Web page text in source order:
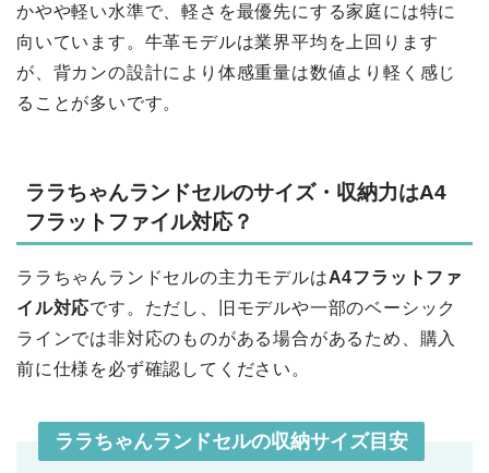
かやや軽い水準で、軽さを最優先にする家庭には特に
向いています。牛革モデルは業界平均を上回ります
が、背カンの設計により体感重量は数値より軽く感じ
ることが多いです。
ララちゃんランドセルのサイズ・収納力はA4
フラットファイル対応？
ララちゃんランドセルの主力モデルはA4フラットファ
イル対応です。ただし、旧モデルや一部のベーシック
ラインでは非対応のものがある場合があるため、購入
前に仕様を必ず確認してください。
ララちゃんランドセルの収納サイズ目安